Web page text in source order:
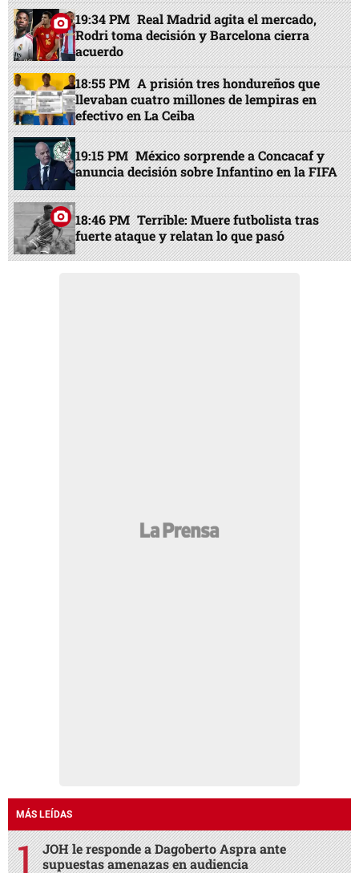
19:34 PM Real Madrid agita el mercado,
Rodri toma decisión y Barcelona cierra
acuerdo
18:55 PM A prisión tres hondureños que
llevaban cuatro millones de lempiras en
efectivo en La Ceiba
19:15 PM México sorprende a Concacaf y
anuncia decisión sobre Infantino en la FIFA
18:46 PM Terrible: Muere futbolista tras
fuerte ataque y relatan lo que pasó
MÁS LEÍDAS
JOH le responde a Dagoberto Aspra ante
supuestas amenazas en audiencia